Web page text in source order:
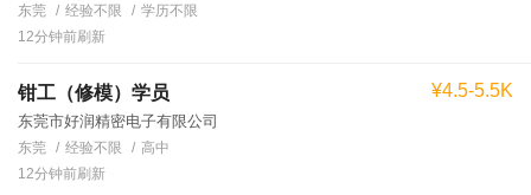
东莞 经验不限
学历不限
12分钟前刷新
钳工（修模）学员
东莞市好润精密电子有限公司
¥4.5-5.5K
东莞 经验不限
高中
12分钟前刷新